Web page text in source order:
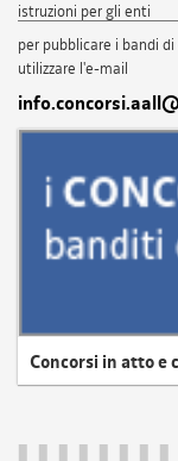
istruzioni per gli enti
per pubblicare i bandi
utilizzare l'e-mail
Concorsi in atto e